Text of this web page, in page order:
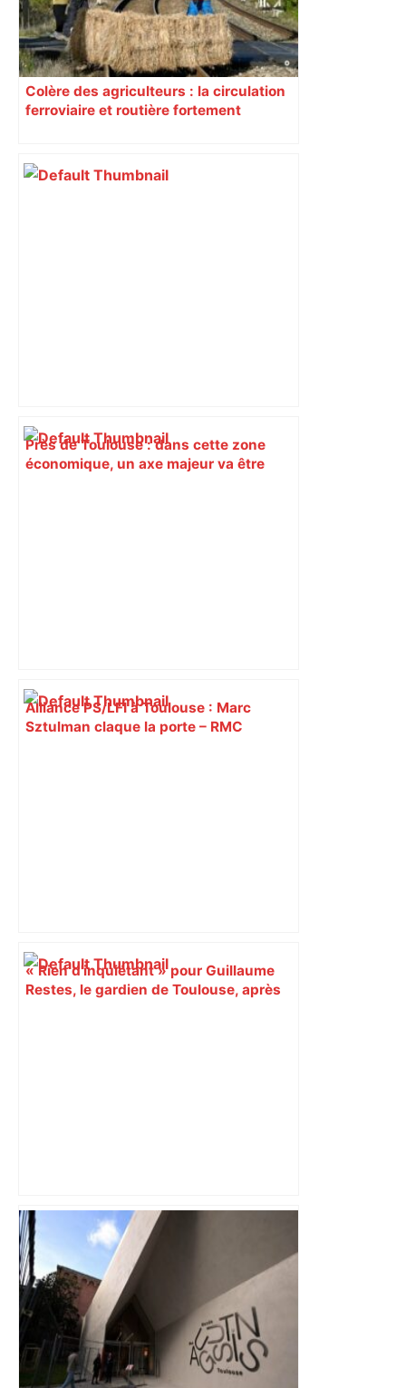
Colère des agriculteurs : la circulation
ferroviaire et routière fortement
Près de Toulouse : dans cette zone
économique, un axe majeur va être
Alliance PS/LFI à Toulouse : Marc
Sztulman claque la porte – RMC
« Rien d'inquiétant » pour Guillaume
Restes, le gardien de Toulouse, après
Après la fusion avec la liste PS
Toulouse, le candidat LFI salue "une
dynamique qui nous oblige à la
responsabilité" – Franceinfo